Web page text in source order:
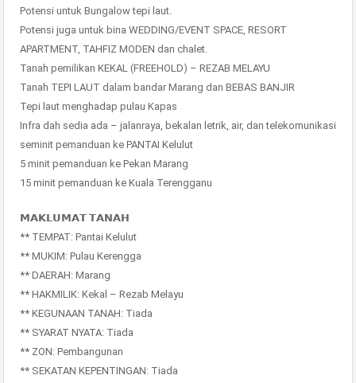
Potensi untuk Bungalow tepi laut.
Potensi juga untuk bina WEDDING/EVENT SPACE, RESORT
APARTMENT, TAHFIZ MODEN dan chalet.
Tanah pemilikan KEKAL (FREEHOLD) – REZAB MELAYU
Tanah TEPI LAUT dalam bandar Marang dan BEBAS BANJIR
Tepi laut menghadap pulau Kapas
Infra dah sedia ada – jalanraya, bekalan letrik, air, dan telekomunikasi
seminit pemanduan ke PANTAI Kelulut
5 minit pemanduan ke Pekan Marang
15 minit pemanduan ke Kuala Terengganu
𝗠𝗔𝗞𝗟𝗨𝗠𝗔𝗧 𝗧𝗔𝗡𝗔𝗛
** TEMPAT: Pantai Kelulut
** MUKIM: Pulau Kerengga
** DAERAH: Marang
** HAKMILIK: Kekal – Rezab Melayu
** KEGUNAAN TANAH: Tiada
** SYARAT NYATA: Tiada
** ZON: Pembangunan
** SEKATAN KEPENTINGAN: Tiada